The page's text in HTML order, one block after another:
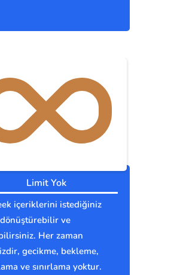
Limit Yok
içeriklerini istediğiniz
ve
Her zaman
gecikme, bekleme,
ve sınırlama yoktur.